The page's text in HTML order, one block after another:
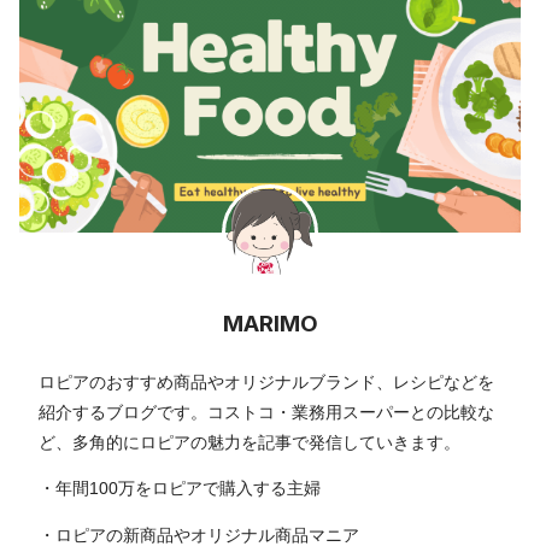
MARIMO
ロピアのおすすめ商品やオリジナルブランド、レシピなどを
紹介するブログです。コストコ・業務用スーパーとの比較な
ど、多角的にロピアの魅力を記事で発信していきます。
・年間100万をロピアで購入する主婦
・ロピアの新商品やオリジナル商品マニア